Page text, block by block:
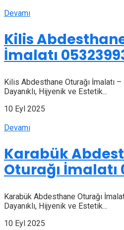
Devamı
Kilis
İmalatı
Kilis Abdesthane Oturağı İmalatı
Dayanıklı, Hijyenik ve Estetik...
10 Eyl 2025
Devamı
Karabük
Oturağı İmalatı
Karabük Abdesthane Oturağı
Dayanıklı, Hijyenik ve Estetik...
10 Eyl 2025